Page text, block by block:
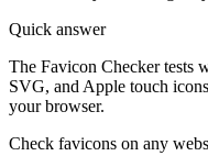
Quick answer
The Favicon Checker tests
SVG, and Apple touch
your browser.
Check favicons on any